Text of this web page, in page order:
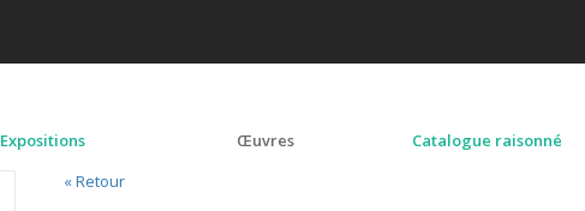
Expositions Œuvres Catalogue raisonné
« Retour